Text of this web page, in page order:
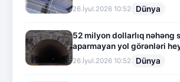
26.İyul.2026 10:52 Dünya
52 milyon dollarlıq nəhəng
aparmayan yol görənləri
26.İyul.2026 10:52 Dünya